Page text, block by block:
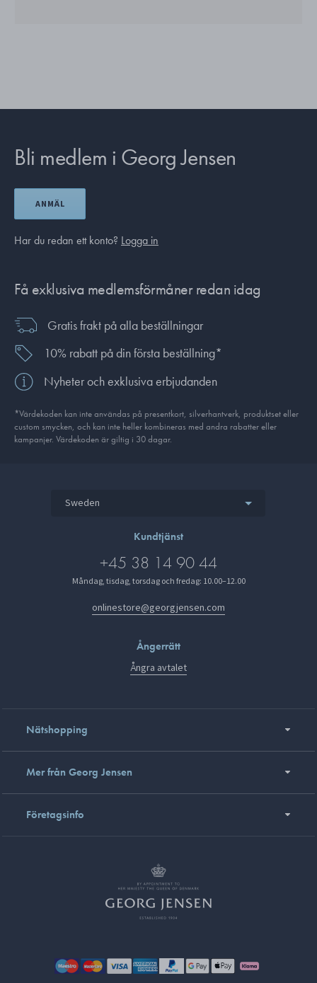
Bli medlem i Georg Jensen
ANMÄL
Har du redan ett konto? Logga in
Få exklusiva medlemsförmåner redan idag
Gratis frakt på alla beställningar
10% rabatt på din första beställning*
Nyheter och exklusiva erbjudanden
*Värdekoden kan inte användas på presentkort, silverhantverk, produkt­set eller
custom smycken, och kan inte heller kombineras med andra rabatter eller
kampanjer. Värdekoden är giltig i 30 dagar.
Sweden
Kundtjänst
+45 38 14 90 44
Måndag, tisdag, torsdag och fredag: 10.00–12.00
onlinestore@georgjensen.com
Ångerrätt
Ångra avtalet
Nätshopping
Mer från Georg Jensen
Företagsinfo